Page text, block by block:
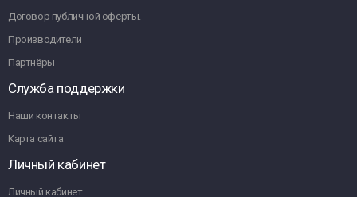
Договор публичной оферты.
Производители
Партнёры
Служба поддержки
Наши контакты
Карта сайта
Личный кабинет
Личный кабинет